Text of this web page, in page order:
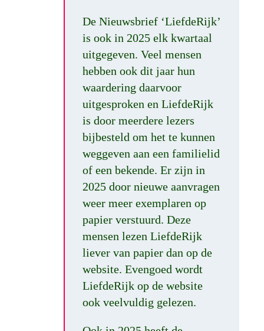
De Nieuwsbrief ‘LiefdeRijk’
is ook in 2025 elk kwartaal
uitgegeven. Veel mensen
hebben ook dit jaar hun
waardering daarvoor
uitgesproken en LiefdeRijk
is door meerdere lezers
bijbesteld om het te kunnen
weggeven aan een familielid
of een bekende. Er zijn in
2025 door nieuwe aanvragen
weer meer exemplaren op
papier verstuurd. Deze
mensen lezen LiefdeRijk
liever van papier dan op de
website. Evengoed wordt
LiefdeRijk op de website
ook veelvuldig gelezen.